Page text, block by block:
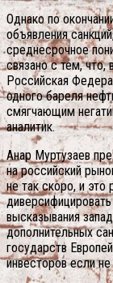
Однако по
объявления
среднесрочное
связано с тем, что,
Российская
одного бареля
смягчающим
аналитик.
Анар Муртузаев
на российский
не так скоро, и это
высказывания
дополнительных
государств
инвесторов если